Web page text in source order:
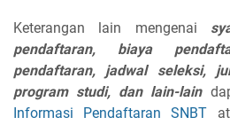
Keterangan lain mengenai
pendaftaran, biaya
pendaftaran, jadwal seleksi,
program studi, dan lain-lain
Informasi Pendaftaran SNBT